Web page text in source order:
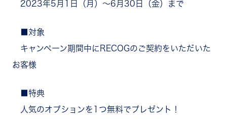
2023年5月1日（月）～6月30日（金）まで
■対象
キャンペーン期間中にRECOGのご契約をいただいた
お客様
■特典
人気のオプションを1つ無料でプレゼント！